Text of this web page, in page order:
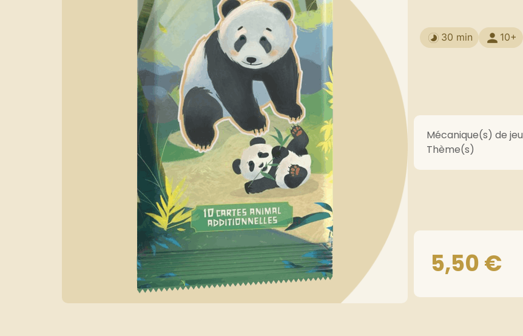
30 min 10+
Mécanique(s) de jeu
Thème(s)
5,50€